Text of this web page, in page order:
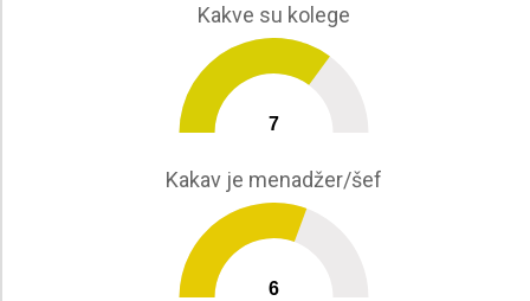
Kakve su kolege
7
Kakav je menadžer/šef
6